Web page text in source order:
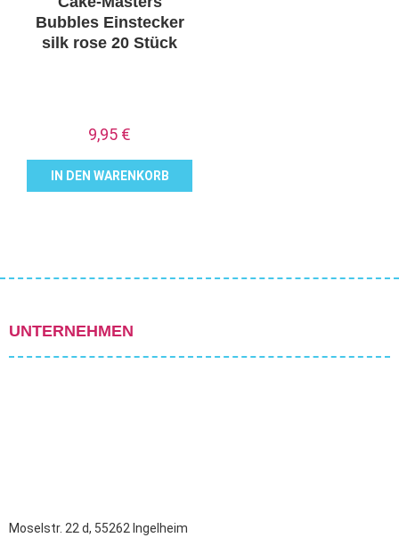
Bubbles Einstecker
silk rose 20 Stück
9,95 €
IN DEN WARENKORB
UNTERNEHMEN
Moselstr. 22 d, 55262 Ingelheim